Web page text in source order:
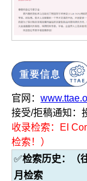
官网：
接受/拒稿通知：
收录检索：EI
检索！）
✅检索历史：（
月检索